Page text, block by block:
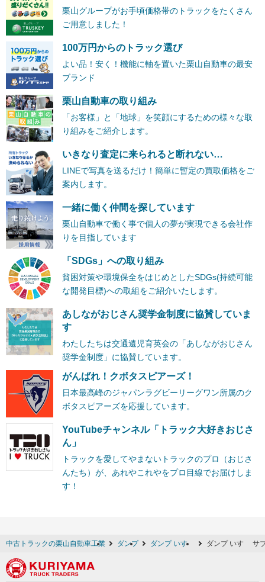
栗山グループがお手頃価格帯のトラックをたくさん
ご用意しました！
100万円からのトラック選び
よい品！安く！機能に軸を置いた栗山自動車の最安
ブランド
栗山自動車の取り組み
「お客様」と「地球」を笑顔にするための様々な取
り組みをご紹介します。
いきなり査定に来られると断れない…
LINEで写真を送るだけ！簡単に暫定の買取価格をご
案内します。
一緒に働く仲間を探しています
栗山自動車で働く事で個人の夢が実現できる会社作
りを目指しています
「SDGs」への取り組み
貧困対策や環境保全をはじめとしたSDGs(持続可能
な開発目標)への取組をご紹介いたします。
あしながおじさん奨学金制度に協賛していま
す
わたしたちは交通遺児育英会の「あしながおじさん
奨学金制度」に協賛しています。
がんばれ！クボタスピアーズ！
日本最高峰のジャパンラグビーリーグワン所属のク
ボタスピアーズを応援しています。
YouTubeチャンネル「トラック大好きおじさ
ん」
トラックを愛してやまないトラックのプロ（おじさ
んたち）が、あれやこれやをプロ目線でお届けしま
す！
中古トラックの栗山自動車工業 ダンプ ダンプ いすゞ ダンプ いすゞ サ